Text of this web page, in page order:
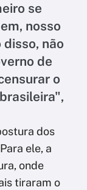
se
nosso
não
de
o
dos
ele, a
onde
tiraram o